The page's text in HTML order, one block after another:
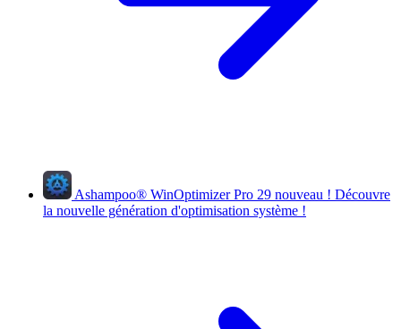
Ashampoo® WinOptimizer Pro 29 nouveau ! Découvre
la nouvelle génération d'optimisation système !